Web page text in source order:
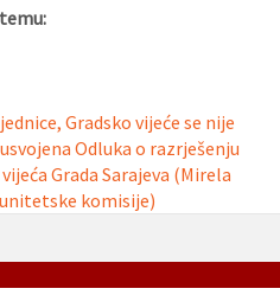
Gradsko vijeće se nije
Odluka o razrješenju
Grada Sarajeva (Mirela
komisije)